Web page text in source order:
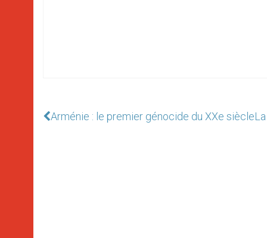
Arménie : le premier génocide du XXe siècle